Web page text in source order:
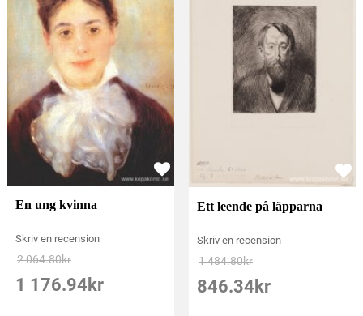
En ung kvinna
Skriv en recension
2 064.80kr
1 176.94 kr
Ett leende på läpparna
Skriv en recension
1 484.80kr
846.34 kr